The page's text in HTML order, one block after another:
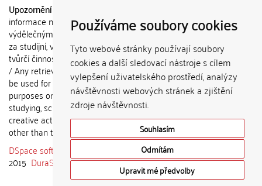
Používáme soubory cookies
Tyto webové stránky používají soubory
cookies a další sledovací nástroje s cílem
vylepšení uživatelského prostředí, analýzy
návštěvnosti webových stránek a zjištění
zdroje návštěvnosti.
Souhlasím
Odmítám
Upravit mé předvolby
Upozornění / Notice:
informace nemohou být použity k
výdělečným účelům nebo vydávány
za studijní, vědeckou nebo jinou
tvůrčí činnost jiné osoby než autora.
/ Any retrieved information shall not
be used for any commercial
purposes or claimed as results of
studying, scientific or any other
creative activities of any person
other than the author.
DSpace software
copyright © 2002-
2015 DuraSpace